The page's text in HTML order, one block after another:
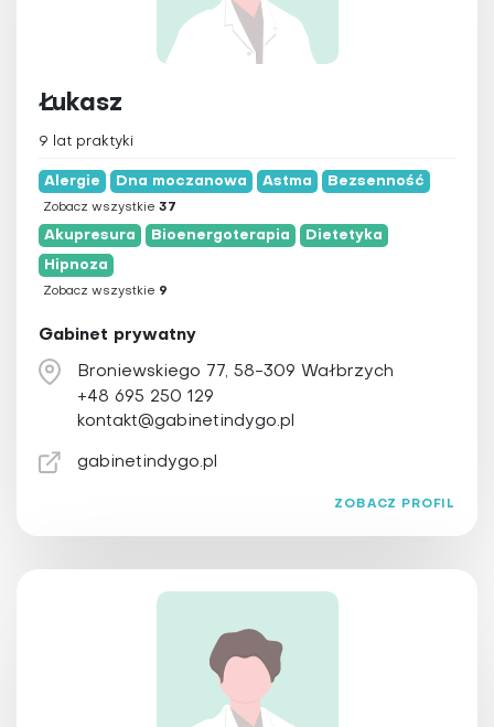
Łukasz
9 lat praktyki
Alergie Dna moczanowa Astma Bezsenność
Zobacz wszystkie 37
Akupresura Bioenergoterapia Dietetyka
Hipnoza
Zobacz wszystkie 9
Gabinet prywatny
Broniewskiego 77, 58-309 Wałbrzych
+48 695 250 129
kontakt@gabinetindygo.pl
gabinetindygo.pl
ZOBACZ PROFIL